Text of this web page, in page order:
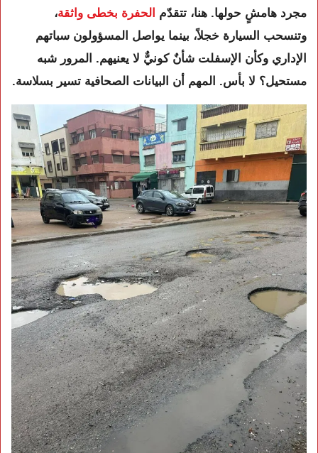
مجرد هامشٍ حولها. هنا، تتقدّم الحفرة بخطى واثقة،
وتنسحب السيارة خجلاً، بينما يواصل المسؤولون سباتهم
الإداري وكأن الإسفلت شأنٌ كونيٌّ لا يعنيهم. المرور شبه
مستحيل؟ لا بأس. المهم أن البيانات الصحافية تسير بسلاسة.